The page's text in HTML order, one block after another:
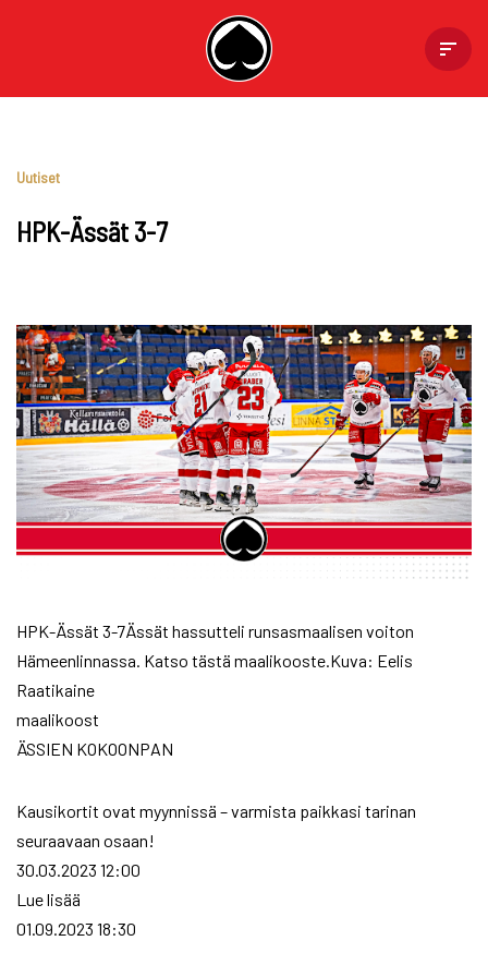
HPK-Ässät 3-7
Uutiset
HPK-Ässät 3-7Ässät hassutteli runsasmaalisen voiton
Hämeenlinnassa. Katso tästä maalikooste.Kuva: Eelis
Raatikaine
maalikoost
ÄSSIEN KOKOONPAN
Kausikortit ovat myynnissä – varmista paikkasi tarinan
seuraavaan osaan!
30.03.2023 12:00
Lue lisää
01.09.2023 18:30